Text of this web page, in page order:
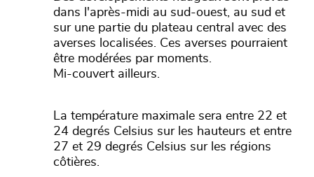
dans l'après-midi au sud-ouest, au sud et
sur une partie du plateau central avec des
averses localisées. Ces averses pourraient
être modérées par moments.
Mi-couvert ailleurs.
La température maximale sera entre 22 et
24 degrés Celsius sur les hauteurs et entre
27 et 29 degrés Celsius sur les régions
côtières.